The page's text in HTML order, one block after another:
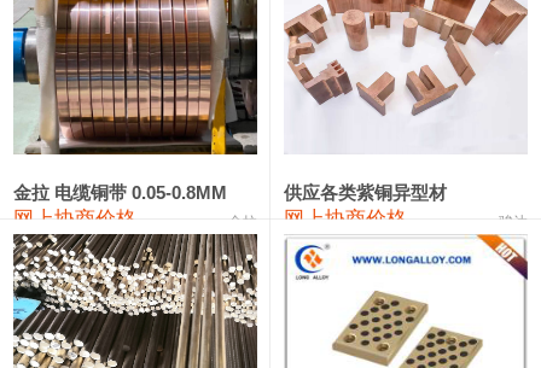
磷铜合金 110,800—117,600 114,200 400
无氧铜丝(硬) 109,710—110,010 109,860
R410A专用紫铜管 113,700—113,700
铸造铝合金锭(A380） 26,300—26,500 26,400 100
铝合金ADC12 24,200—24,400 100
铸造铝合金锭(ZL102) 24,300—24,500 24,400
金拉 电缆铜带 0.05-0.8MM
网上协商价格 金拉
供应各类紫铜异型材
网上协商价格 骏达